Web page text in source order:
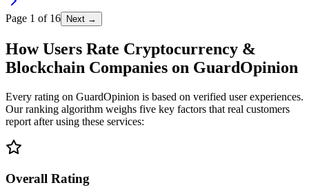
Page 1 of 16 Next →
How Users Rate Cryptocurrency &
Blockchain Companies on GuardOpinion
Every rating on GuardOpinion is based on verified user experiences.
Our ranking algorithm weighs five key factors that real customers
report after using these services:
Overall Rating